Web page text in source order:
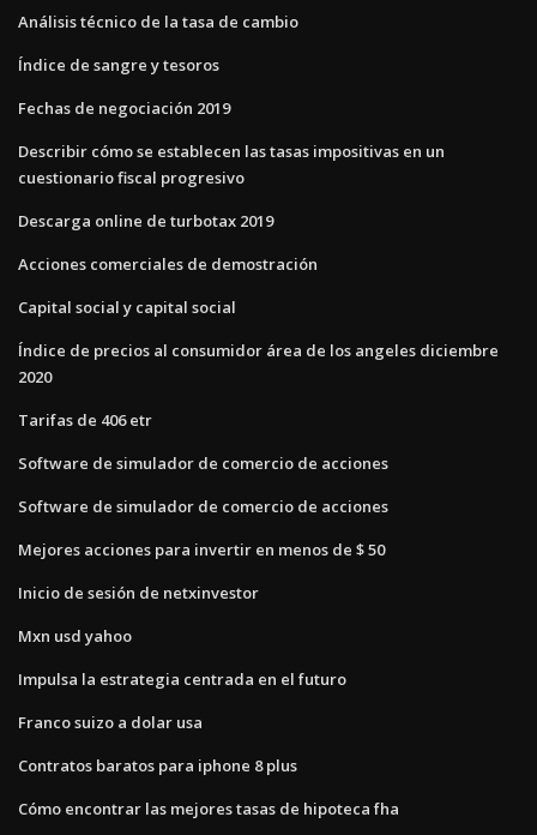
Análisis técnico de la tasa de cambio
Índice de sangre y tesoros
Fechas de negociación 2019
Describir cómo se establecen las tasas impositivas en un
cuestionario fiscal progresivo
Descarga online de turbotax 2019
Acciones comerciales de demostración
Capital social y capital social
Índice de precios al consumidor área de los angeles diciembre
2020
Tarifas de 406 etr
Software de simulador de comercio de acciones
Software de simulador de comercio de acciones
Mejores acciones para invertir en menos de $ 50
Inicio de sesión de netxinvestor
Mxn usd yahoo
Impulsa la estrategia centrada en el futuro
Franco suizo a dolar usa
Contratos baratos para iphone 8 plus
Cómo encontrar las mejores tasas de hipoteca fha